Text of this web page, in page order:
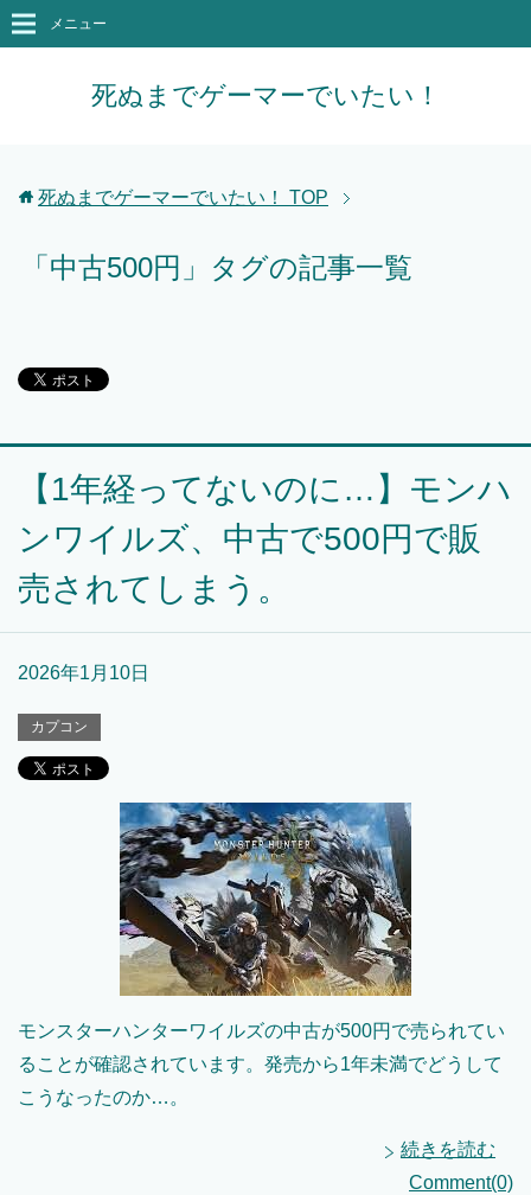
死ぬまでゲーマーでいたい！
メニュー
死ぬまでゲーマーでいたい！ TOP
「中古500円」タグの記事一覧
【1年経ってないのに…】モンハ
ンワイルズ、中古で500円で販
売されてしまう。
2026年1月10日
カプコン
モンスターハンターワイルズの中古が500円で売られてい
ることが確認されています。発売から1年未満でどうして
こうなったのか…。
続きを読む
Comment(0)